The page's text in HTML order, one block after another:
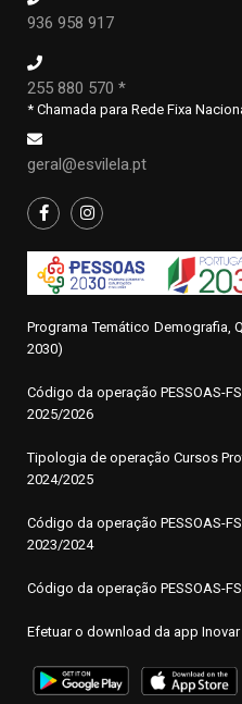
936 958 917
255 880 570 *
* Chamada para Rede Fixa
geral@esvilela.pt
Programa Temático Demografia,
2030)
Código da operação PESSOAS-
2025/2026
Tipologia de operação Cursos
2024/2025
Código da operação PESSOAS-
2023/2024
Código da operação PESSOAS-
Efetuar o download da app